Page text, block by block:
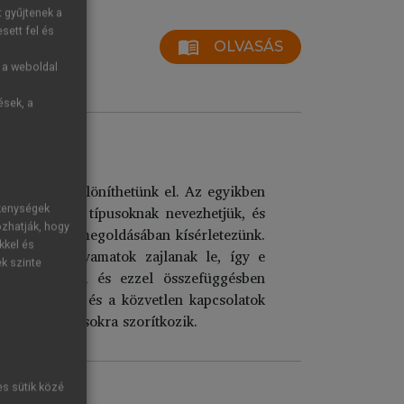
menu_book OLVASÁS
típust különíthetünk el. Az egyikben
pozitív típusoknak nevezhetjük, és
megoldásában kísérletezünk.
folyamatok zajlanak le, így e
és ezzel összefüggésben
és a közvetlen kapcsolatok
hatásokra szorítkozik.
a
fel és
weboldal
a
hogy
és
szinte
sütik közé